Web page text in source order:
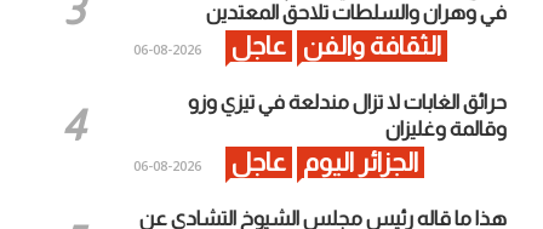
في وهران والسلطات تلاحق المعتدين
الثقافة والفن عاجل 2026-08-06
حرائق الغابات لا تزال مندلعة في تيزي وزو
وقالمة وغليزان
الجزائر اليوم عاجل 2026-08-06
هذا ما قاله رئيس مجلس الشيوخ التشادي عن